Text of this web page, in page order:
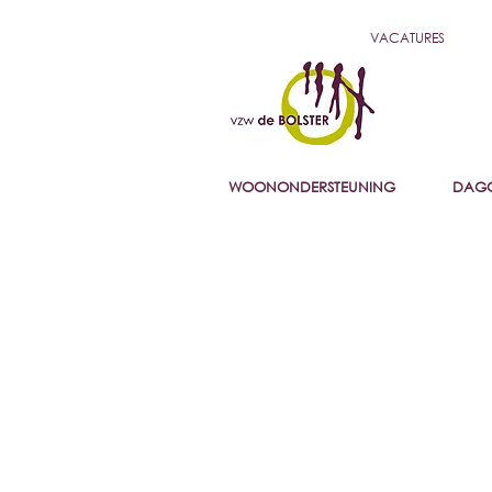
VACATURES
WOONONDERSTEUNING